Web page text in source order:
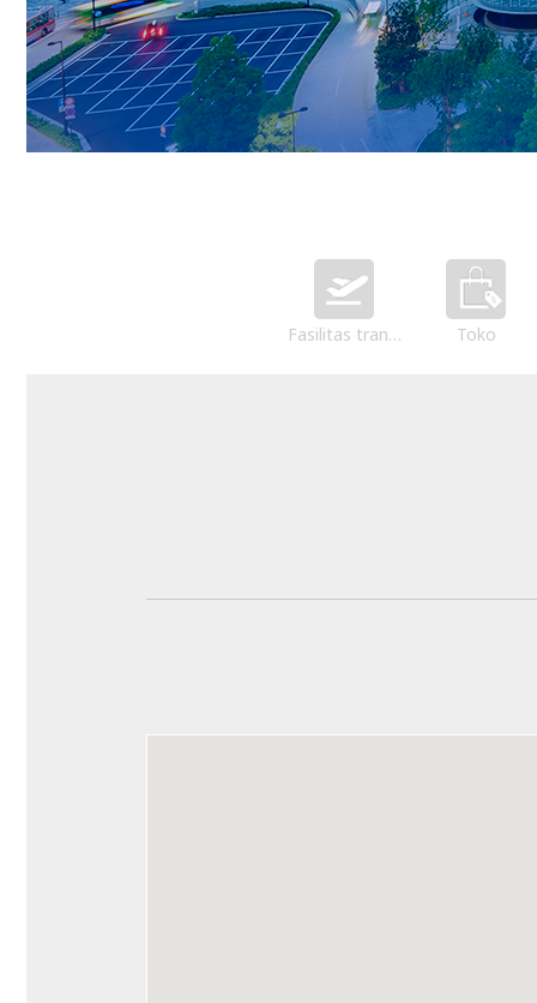
Fasilitas transportasi Toko